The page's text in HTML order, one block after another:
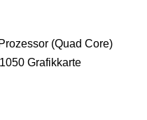
(Quad Core)
Grafikkarte